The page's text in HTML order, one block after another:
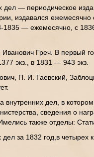
дел — периодическое
издавался ежемесячно
1835 — ежемесячно, с
Греч. В первый
экз., в 1831 — 943 экз.
П. И. Гаевский,
дел, в котором
сведения о
также отделы:
за 1832 год,в четырех